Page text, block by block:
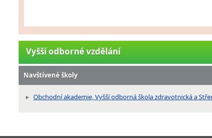
Vyšší odborné vzdělání
Navštívené školy
Obchodní akademie, Vyšší odborná škola zdravotnická a